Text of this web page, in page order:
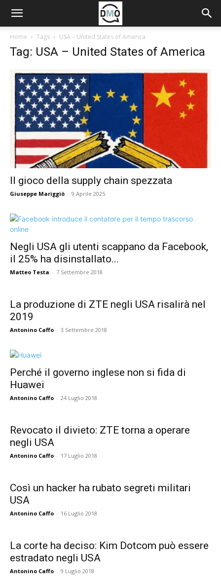
Home Tags USA – United States of America
Tag: USA – United States of America
Il gioco della supply chain spezzata
Giuseppe Mariggiò - 9 Aprile 2025
Negli USA gli utenti scappano da Facebook,
il 25% ha disinstallato...
Matteo Testa - 7 Settembre 2018
La produzione di ZTE negli USA risalirà nel
2019
Antonino Caffo - 3 Settembre 2018
Perché il governo inglese non si fida di
Huawei
Antonino Caffo - 24 Luglio 2018
Revocato il divieto: ZTE torna a operare
negli USA
Antonino Caffo - 17 Luglio 2018
Così un hacker ha rubato segreti militari
USA
Antonino Caffo - 16 Luglio 2018
La corte ha deciso: Kim Dotcom può essere
estradato negli USA
Antonino Caffo - 9 Luglio 2018